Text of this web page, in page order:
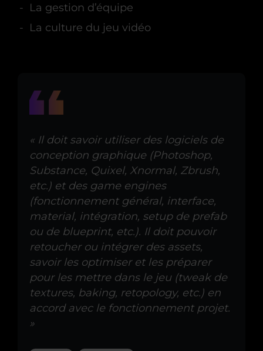
La gestion d’équipe
La culture du jeu vidéo
« Il doit savoir utiliser des logiciels de
conception graphique (Photoshop,
Substance, Quixel, Xnormal, Zbrush,
etc.) et des game engines
(fonctionnement général, interface,
material, intégration, setup de prefab
ou de blueprint, etc.). Il doit pouvoir
retoucher ou intégrer des assets,
savoir les optimiser et les préparer
pour les mettre dans le jeu (tweak de
textures, baking, retopology, etc.) en
accord avec le fonctionnement projet.
»